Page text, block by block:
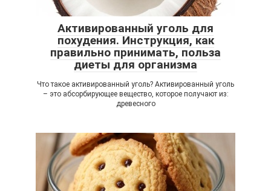
Активированный уголь для
похудения. Инструкция, как
правильно принимать, польза
диеты для организма
Что такое активированный уголь? Активированный уголь
– это абсорбирующее вещество, которое получают из:
древесного